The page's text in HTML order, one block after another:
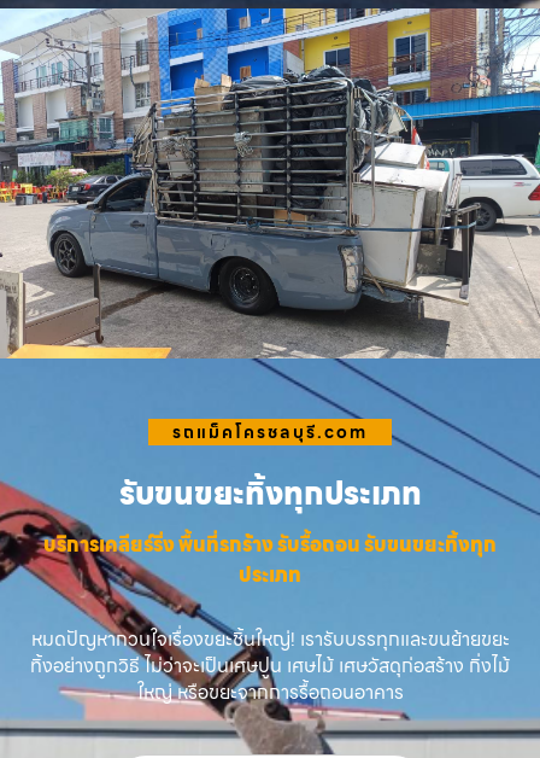
รถแม็คโครชลบุรี.com
รับขนขยะทิ้งทุกประเภท
บริการเคลียร์ริ่ง พื้นที่รกร้าง รับรื้อถอน รับขนขยะทิ้งทุก
ประเภท
หมดปัญหากวนใจเรื่องขยะชิ้นใหญ่! เรารับบรรทุกและขนย้ายขยะ
ทิ้งอย่างถูกวิธี ไม่ว่าจะเป็นเศษปูน เศษไม้ เศษวัสดุก่อสร้าง กิ่งไม้
ใหญ่ หรือขยะจากการรื้อถอนอาคาร